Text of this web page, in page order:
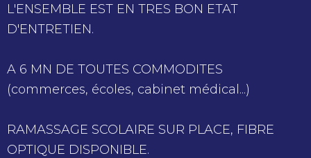
L'ENSEMBLE EST EN TRES BON ETAT
D'ENTRETIEN.
A 6 MN DE TOUTES COMMODITES
(commerces, écoles, cabinet médical...)
RAMASSAGE SCOLAIRE SUR PLACE, FIBRE
OPTIQUE DISPONIBLE.